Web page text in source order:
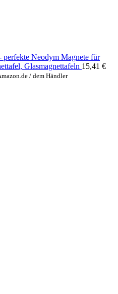
Neodym Magnete für
Glasmagnettafeln 15,41 €
/ dem Händler